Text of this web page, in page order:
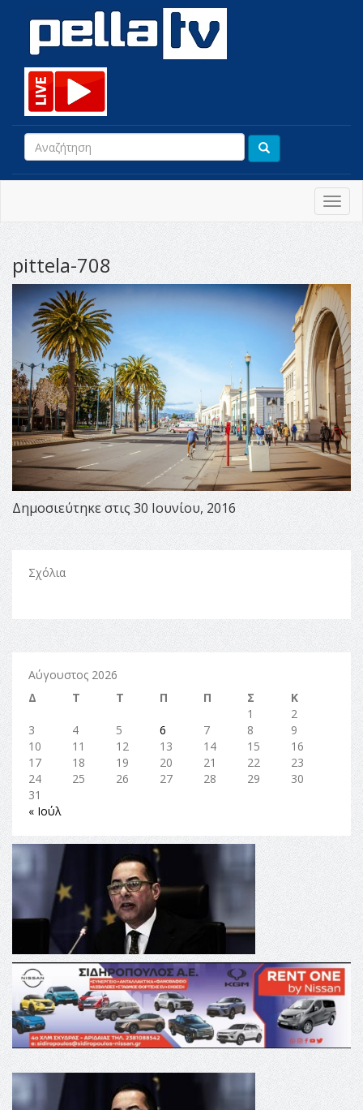
pittela-708
Δημοσιεύτηκε στις 30 Ιουνίου, 2016
Σχόλια
Αύγουστος 2026
Δ
Τ Τ Π Π Σ
Κ
1
2
3
4 5 6 7 8
9
10
11 12 13 14 15
16
17
18 19 20 21 22
23
24
25 26 27 28 29
30
31
« Ιούλ